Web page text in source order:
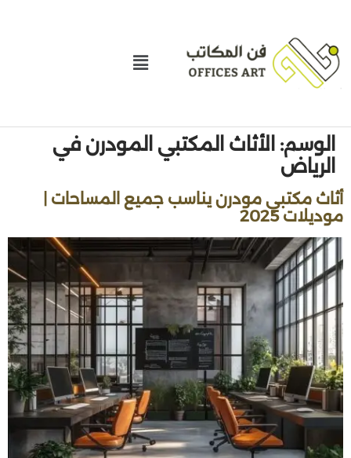
الوسم: الأثاث المكتبي المودرن في
الرياض
أثاث مكتبي مودرن يناسب جميع المساحات |
موديلات 2025